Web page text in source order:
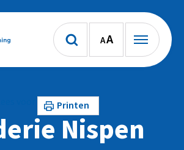
AA
Printen
Nispen